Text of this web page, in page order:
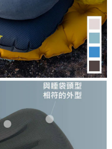
人或監護人之同意方可使用
者引起之損失，本公司不負相關責
個別帳號之用戶狀況，依本公司即
不足之情形，本公司將視審查結果
訊註冊。若發現惡意使用之情形，
之使用額度並採取法律行動。